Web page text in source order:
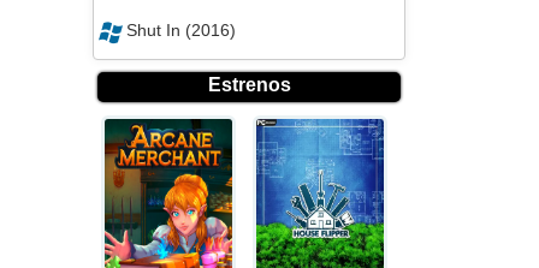
Shut In (2016)
Estrenos